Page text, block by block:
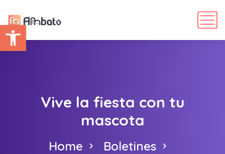
Abrir barra de herramientas
Vive la fiesta con tu
mascota
Home
Boletines